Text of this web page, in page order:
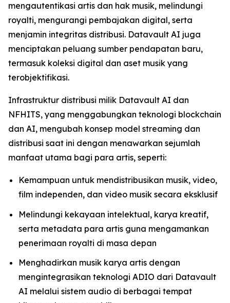
mengautentikasi artis dan hak musik, melindungi
royalti, mengurangi pembajakan digital, serta
menjamin integritas distribusi. Datavault AI juga
menciptakan peluang sumber pendapatan baru,
termasuk koleksi digital dan aset musik yang
terobjektifikasi.
Infrastruktur distribusi milik Datavault AI dan
NFHITS, yang menggabungkan teknologi blockchain
dan AI, mengubah konsep model streaming dan
distribusi saat ini dengan menawarkan sejumlah
manfaat utama bagi para artis, seperti:
Kemampuan untuk mendistribusikan musik, video,
film independen, dan video musik secara eksklusif
Melindungi kekayaan intelektual, karya kreatif,
serta metadata para artis guna mengamankan
penerimaan royalti di masa depan
Menghadirkan musik karya artis dengan
mengintegrasikan teknologi ADIO dari Datavault
AI melalui sistem audio di berbagai tempat